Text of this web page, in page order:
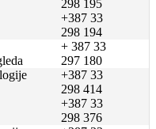
298 195
+387 33
298 194
+ 387 33
297 180
+387 33
298 414
+387 33
298 376